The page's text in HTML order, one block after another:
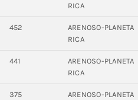
RICA
452
ARENOSO-PLANETA
RICA
441
ARENOSO-PLANETA
RICA
375
ARENOSO-PLANETA